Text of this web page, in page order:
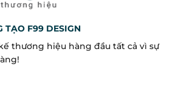
TẠO F99 DESIGN
thương hiệu hàng đầu tất cả vì sự